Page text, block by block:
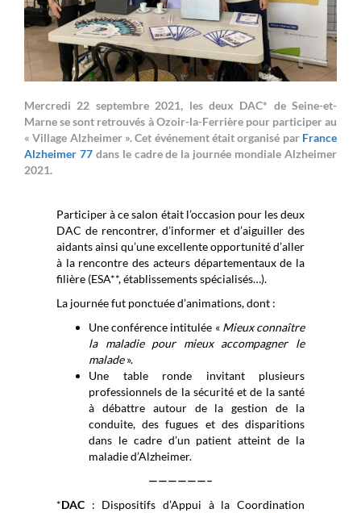
Mercredi 22 septembre 2021, les deux DAC* de Seine-et-
Marne se sont retrouvés à Ozoir-la-Ferrière pour participer au
« Village Alzheimer ». Cet événement était organisé par France
Alzheimer 77dans le cadre de la journée mondiale Alzheimer
2021.
Participer à ce salon était l’occasion pour les deux
DAC de rencontrer, d’informer et d’aiguiller des
aidants ainsi qu’une excellente opportunité d’aller
à la rencontre des acteurs départementaux de la
filière (ESA**, établissements spécialisés…).
La journée fut ponctuée d’animations, dont :
Une conférence intitulée « Mieux connaître
la maladie pour mieux accompagner le
malade».
Une table ronde invitant plusieurs
professionnels de la sécurité et de la santé
à débattre autour de la gestion de la
conduite, des fugues et des disparitions
dans le cadre d’un patient atteint de la
maladie d’Alzheimer.
——————–
*DAC : Dispositifs d’Appui à la Coordination